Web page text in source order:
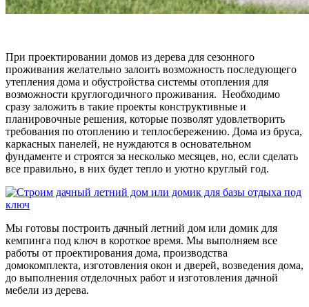
При проектировании домов из дерева для сезонного
проживания желательно залоить возможность последующего
утепления дома и обустройства системы отопления для
возможности круглогодичного проживания. Необходимо
сразу заложить в такие проекты конструктивные и
планировочные решения, которые позволят удовлетворить
требования по отоплению и теплосбережению. Дома из бруса,
каркасных панелей, не нуждаются в основательном
фундаменте и строятся за несколько месяцев, но, если сделать
все правильно, в них будет тепло и уютно круглый год.
Мы готовы построить дачный летний дом или домик для
кемпинга под ключ в короткое время. Мы выполняем все
работы от проектирования дома, производства
домокомплекта, изготовления окон и дверей, возведения дома,
до выполнения отделочных работ и изготовления дачной
мебели из дерева.